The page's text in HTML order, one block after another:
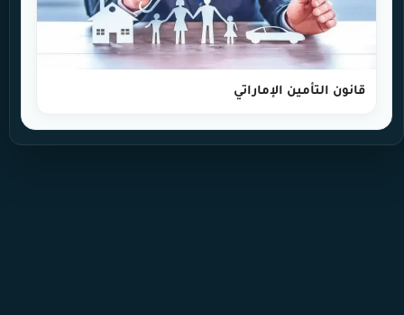
قانون التأمين الإماراتي